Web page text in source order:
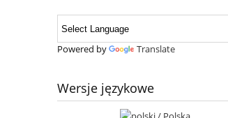
Powered by Translate
Wersje językowe